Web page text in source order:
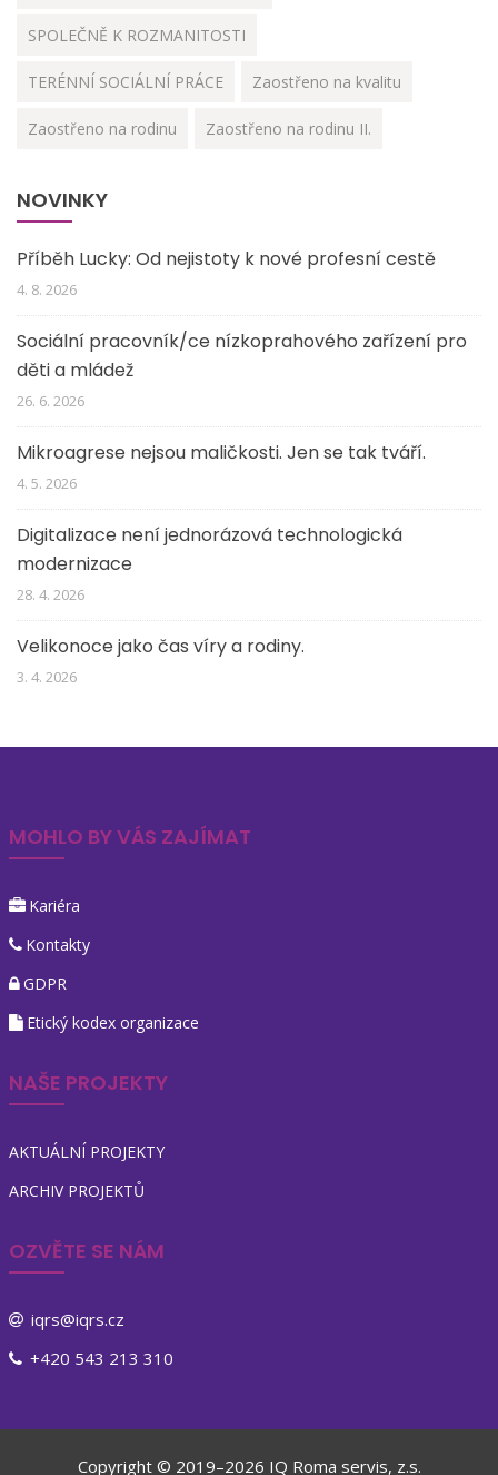
SPOLEČNĚ K ROZMANITOSTI
TERÉNNÍ SOCIÁLNÍ PRÁCE Zaostřeno na kvalitu
Zaostřeno na rodinu Zaostřeno na rodinu II.
NOVINKY
Příběh Lucky: Od nejistoty k nové profesní cestě
4. 8. 2026
Sociální pracovník/ce nízkoprahového zařízení pro
děti a mládež
26. 6. 2026
Mikroagrese nejsou maličkosti. Jen se tak tváří.
4. 5. 2026
Digitalizace není jednorázová technologická
modernizace
28. 4. 2026
Velikonoce jako čas víry a rodiny.
3. 4. 2026
MOHLO BY VÁS ZAJÍMAT
Kariéra
Kontakty
GDPR
Etický kodex organizace
NAŠE PROJEKTY
AKTUÁLNÍ PROJEKTY
ARCHIV PROJEKTŮ
OZVĚTE SE NÁM
iqrs@iqrs.cz
+420 543 213 310
Copyright © 2019–2026 IQ Roma servis, z.s.